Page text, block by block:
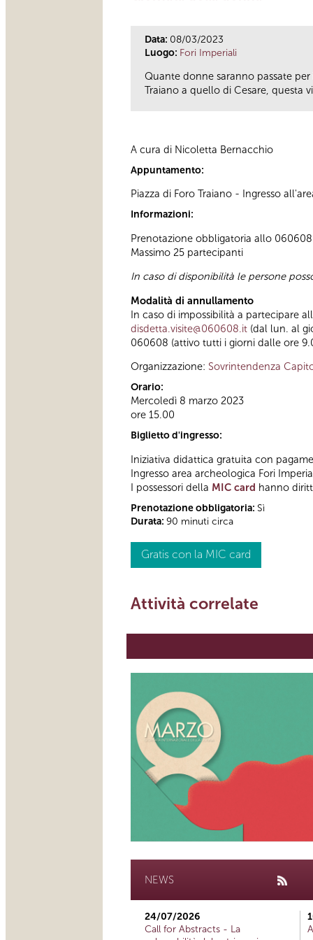
Data: 08/03/2023
Luogo: Fori Imperiali
Quante donne saranno passate
Traiano a quello di Cesare, questa
A cura di Nicoletta Bernacchio
Appuntamento:
Piazza di Foro Traiano - Ingresso
Informazioni:
Prenotazione obbligatoria allo
Massimo 25 partecipanti
In caso di disponibilità le persone
Modalità di annullamento
In caso di impossibilità a partecipare
disdetta.visite@060608.it (dal lun. al
060608 (attivo tutti i giorni dalle ore
Organizzazione: Sovrintendenza
Orario:
Mercoledì 8 marzo 2023
ore 15.00
Biglietto d'ingresso:
Iniziativa didattica gratuita con
Ingresso area archeologica Fori
I possessori della MIC card hanno
Prenotazione obbligatoria: Sì
Durata: 90 minuti circa
Gratis con la MIC card
Attività correlate
NEWS
24/07/2026
Call for Abstracts - La